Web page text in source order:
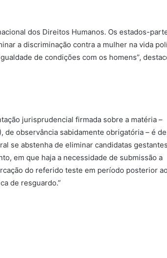
dos Direitos Humanos. Os estados-
a discriminação contra a mulher na vida
de condições com os homens”,
jurisprudencial firmada sobre a matéria –
de observância sabidamente obrigatória – é
se abstenha de eliminar candidatas
em que haja a necessidade de submissão a
do referido teste em período posterior ao
de resguardo.”